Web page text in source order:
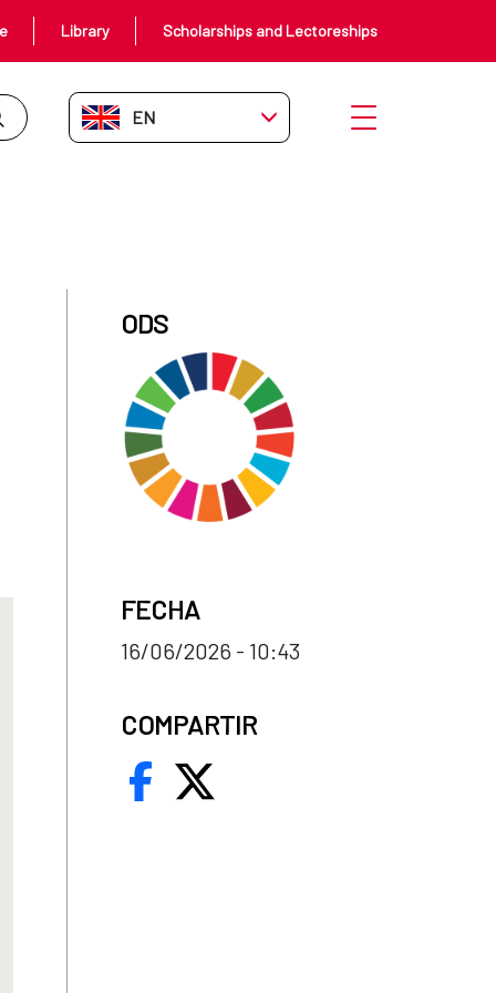
Library Scholarships and Lectoreships
EN-GB Open menu
ODS
FECHA
16/06/2026 - 10:43
COMPARTIR